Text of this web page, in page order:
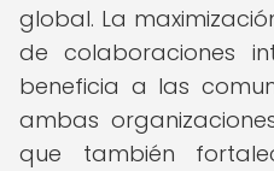
global. La
de colaboraciones
beneficia a las
ambas
que también